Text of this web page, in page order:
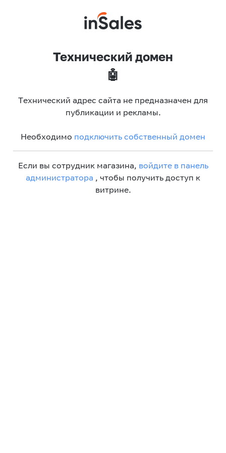
Технический домен
🤖
Технический адрес сайта не предназначен для
публикации и рекламы.
Необходимо подключить собственный домен
Если вы сотрудник магазина, войдите в панель
администратора , чтобы получить доступ к
витрине.